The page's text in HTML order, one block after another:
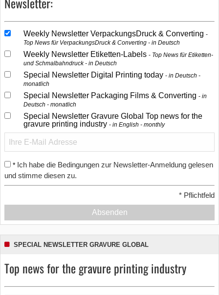
Weekly Newsletter VerpackungsDruck & Converting
Top News für VerpackungsDruck & Converting - in Deutsch
Weekly Newsletter Etiketten-Labels
Top News für Etiketten-
und Schmalbahndruck - in Deutsch
Special Newsletter Digital Printing today
in Deutsch -
monatlich
Special Newsletter Packaging Films & Converting
in
Deutsch - monatlich
Special Newsletter Gravure Global Top news for the
gravure printing industry
in English - monthly
* Ich habe die Bedingungen zur Newsletter-Anmeldung gelesen
und stimme diesen zu.
* Pflichtfeld
Absenden
SPECIAL NEWSLETTER GRAVURE GLOBAL
Top news for the gravure printing industry